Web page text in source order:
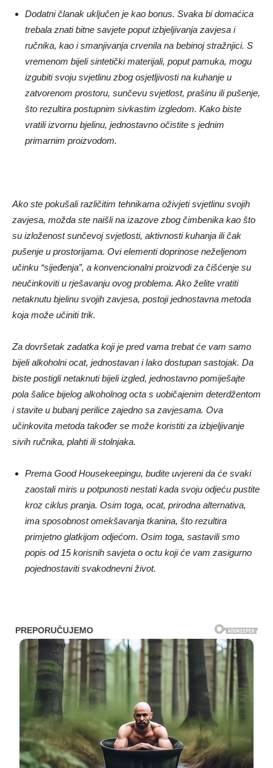
Dodatni članak uključen je kao bonus. Svaka bi domaćica
trebala znati bitne savjete poput izbjeljivanja zavjesa i
ručnika, kao i smanjivanja crvenila na bebinoj stražnjici. S
vremenom bijeli sintetički materijali, poput pamuka, mogu
izgubiti svoju svjetlinu zbog osjetljivosti na kuhanje u
zatvorenom prostoru, sunčevu svjetlost, prašinu ili pušenje,
što rezultira postupnim sivkastim izgledom. Kako biste
vratili izvornu bjelinu, jednostavno očistite s jednim
primarnim proizvodom.
Ako ste pokušali različitim tehnikama oživjeti svjetlinu svojih
zavjesa, možda ste naišli na izazove zbog čimbenika kao što
su izloženost sunčevoj svjetlosti, aktivnosti kuhanja ili čak
pušenje u prostorijama. Ovi elementi doprinose neželjenom
učinku “sijeđenja”, a konvencionalni proizvodi za čišćenje su
neučinkoviti u rješavanju ovog problema. Ako želite vratiti
netaknutu bjelinu svojih zavjesa, postoji jednostavna metoda
koja može učiniti trik.
Za dovršetak zadatka koji je pred vama trebat će vam samo
bijeli alkoholni ocat, jednostavan i lako dostupan sastojak. Da
biste postigli netaknuti bijeli izgled, jednostavno pomiješajte
pola šalice bijelog alkoholnog octa s uobičajenim deterdžentom
i stavite u bubanj perilice zajedno sa zavjesama. Ova
učinkovita metoda također se može koristiti za izbjeljivanje
sivih ručnika, plahti ili stolnjaka.
Prema Good Housekeepingu, budite uvjereni da će svaki
zaostali miris u potpunosti nestati kada svoju odjeću pustite
kroz ciklus pranja. Osim toga, ocat, prirodna alternativa,
ima sposobnost omekšavanja tkanina, što rezultira
primjetno glatkijom odjećom. Osim toga, sastavili smo
popis od 15 korisnih savjeta o octu koji će vam zasigurno
pojednostaviti svakodnevni život.